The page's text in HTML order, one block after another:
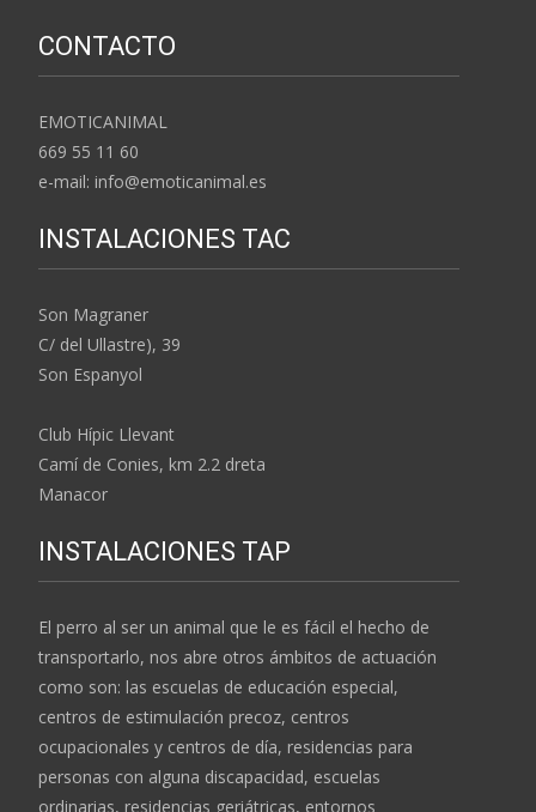
CONTACTO
EMOTICANIMAL
669 55 11 60
e-mail: info@emoticanimal.es
INSTALACIONES TAC
Son Magraner
C/ del Ullastre), 39
Son Espanyol
Club Hípic Llevant
Camí de Conies, km 2.2 dreta
Manacor
INSTALACIONES TAP
El perro al ser un animal que le es fácil el hecho de
transportarlo, nos abre otros ámbitos de actuación
como son: las escuelas de educación especial,
centros de estimulación precoz, centros
ocupacionales y centros de día, residencias para
personas con alguna discapacidad, escuelas
ordinarias, residencias geriátricas, entornos